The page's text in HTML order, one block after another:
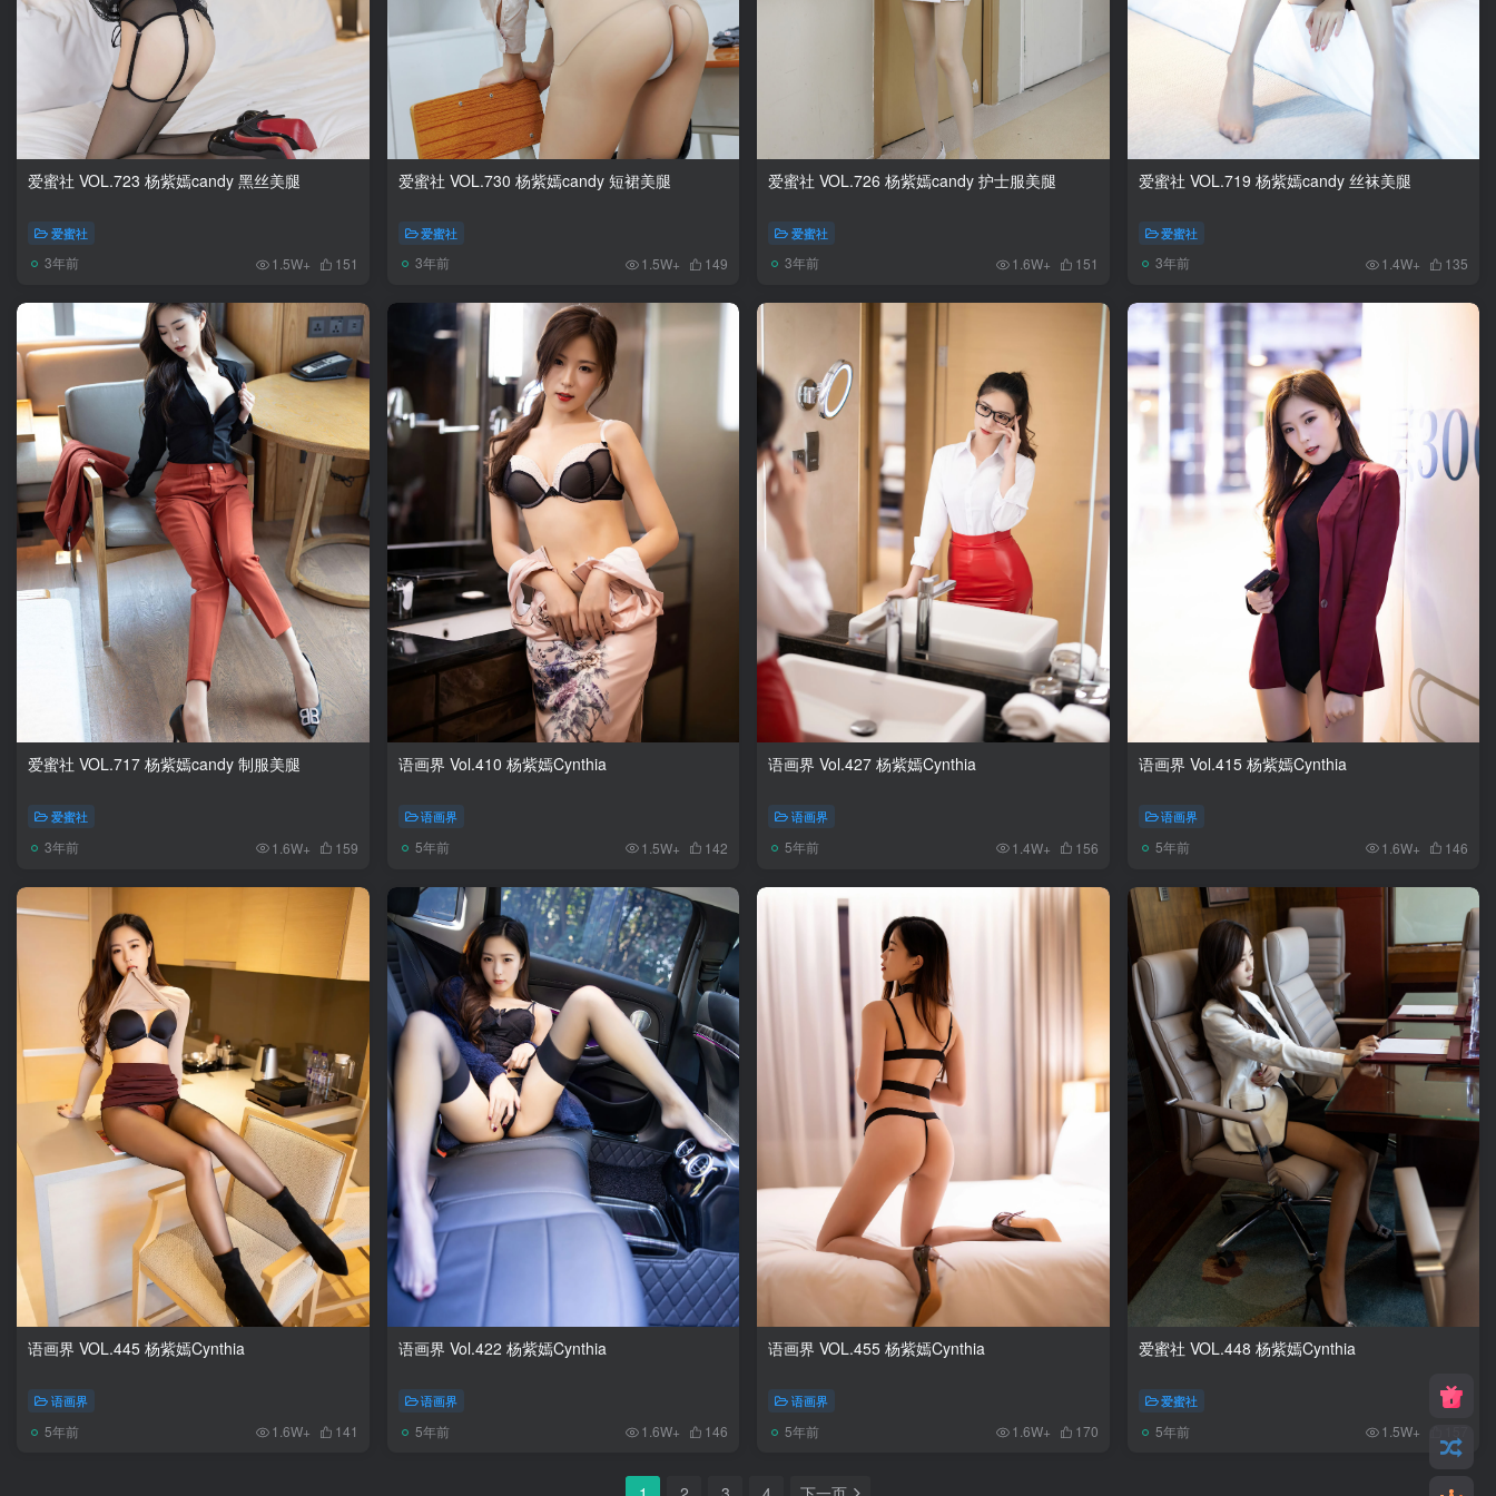
爱蜜社 VOL.723 杨紫嫣candy 黑丝美腿
爱蜜社
3年前 1.5W+ 151
爱蜜社 VOL.730 杨紫嫣candy 短裙美腿
爱蜜社
3年前 1.5W+ 149
爱蜜社 VOL.726 杨紫嫣candy 护士服美腿
爱蜜社
3年前 1.6W+ 151
爱蜜社 VOL.719 杨紫嫣candy 丝袜美腿
爱蜜社
3年前 1.4W+ 135
爱蜜社 VOL.717 杨紫嫣candy 制服美腿
爱蜜社
3年前 1.6W+ 159
语画界 Vol.410 杨紫嫣Cynthia
语画界
5年前 1.5W+ 142
语画界 Vol.427 杨紫嫣Cynthia
语画界
5年前 1.4W+ 156
语画界 Vol.415 杨紫嫣Cynthia
语画界
5年前 1.6W+ 146
语画界 VOL.445 杨紫嫣Cynthia
语画界
5年前 1.6W+ 141
语画界 Vol.422 杨紫嫣Cynthia
语画界
5年前 1.6W+ 146
语画界 VOL.455 杨紫嫣Cynthia
语画界
5年前 1.6W+ 170
爱蜜社 VOL.448 杨紫嫣Cynthia
爱蜜社
5年前 1.5W+